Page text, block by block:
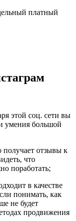
платный
этой соц. сети вы
умения большой
получает отзывы к
что
поработать;
в качестве
понимать, как
не будет
продвижения